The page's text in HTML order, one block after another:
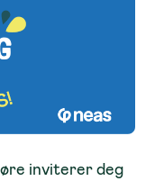
inviterer deg